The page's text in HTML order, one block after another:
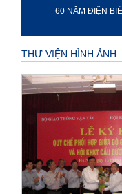
60 NĂM ĐIỆN
THƯ VIỆN HÌNH ẢNH